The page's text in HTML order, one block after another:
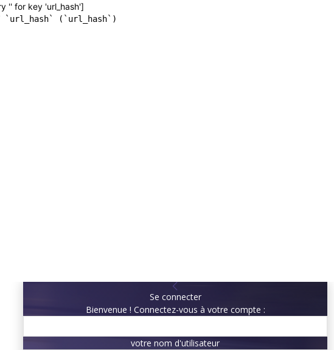
'' for key 'url_hash']
`url_hash` (`url_hash`)
Se connecter
Bienvenue ! Connectez-vous à votre compte :
votre nom d'utilisateur